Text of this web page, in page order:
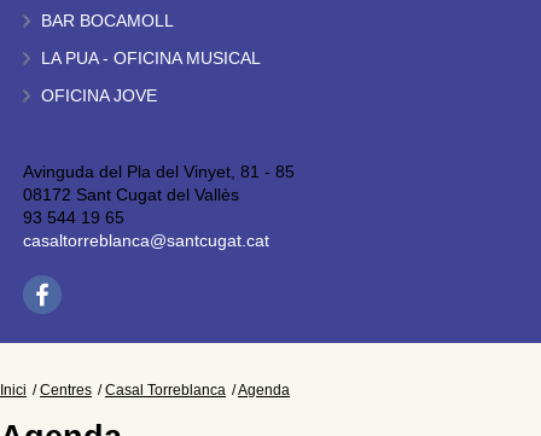
BAR BOCAMOLL
LA PUA - OFICINA MUSICAL
OFICINA JOVE
Avinguda del Pla del Vinyet, 81 - 85
08172 Sant Cugat del Vallès
93 544 19 65
casaltorreblanca@santcugat.cat
Inici Centres Casal Torreblanca Agenda